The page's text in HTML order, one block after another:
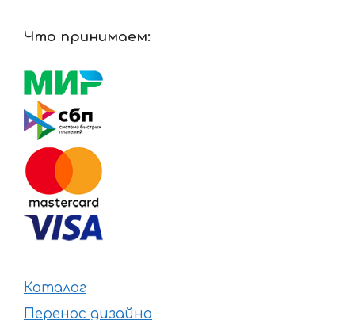
Что принимаем:
Каталог
Перенос дизайна